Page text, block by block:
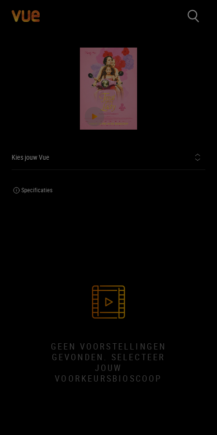
Kies jouw Vue
Specificaties
GEEN VOORSTELLINGEN
GEVONDEN. SELECTEER
JOUW
VOORKEURSBIOSCOOP